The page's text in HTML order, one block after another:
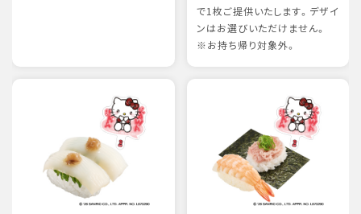
で1枚ご提供いたします。デザイ
ンはお選びいただけません。
※お持ち帰り対象外。